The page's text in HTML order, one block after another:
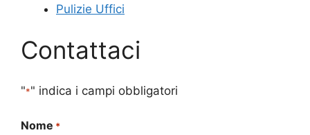
Pulizie Uffici
Contattaci
"*" indica i campi obbligatori
Nome *